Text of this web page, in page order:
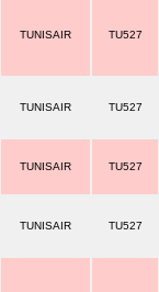
TUNISAIR TU527
TUNISAIR TU527
TUNISAIR TU527
TUNISAIR TU527